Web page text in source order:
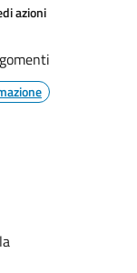
azioni